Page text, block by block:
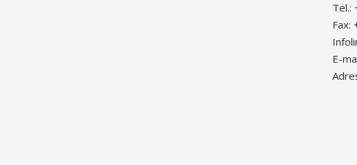
Tel.:
Fax:
E-